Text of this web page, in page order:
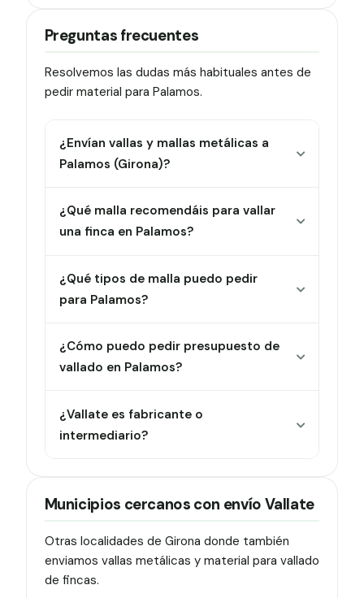
Preguntas frecuentes
Resolvemos las dudas más habituales antes de
pedir material para Palamos.
¿Envían vallas y mallas metálicas a
Palamos (Girona)?
¿Qué malla recomendáis para vallar
una finca en Palamos?
¿Qué tipos de malla puedo pedir
para Palamos?
¿Cómo puedo pedir presupuesto de
vallado en Palamos?
¿Vallate es fabricante o
intermediario?
Municipios cercanos con envío Vallate
Otras localidades de Girona donde también
enviamos vallas metálicas y material para vallado
de fincas.